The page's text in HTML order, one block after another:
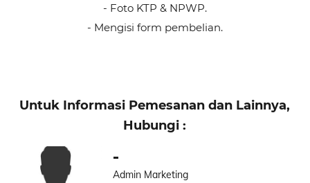
- Foto KTP & NPWP.
- Mengisi form pembelian.
Untuk Informasi Pemesanan dan Lainnya,
Hubungi :
-
Admin Marketing